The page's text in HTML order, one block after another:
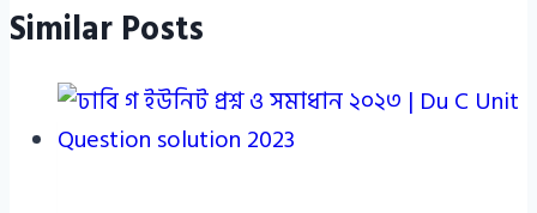
Similar Posts